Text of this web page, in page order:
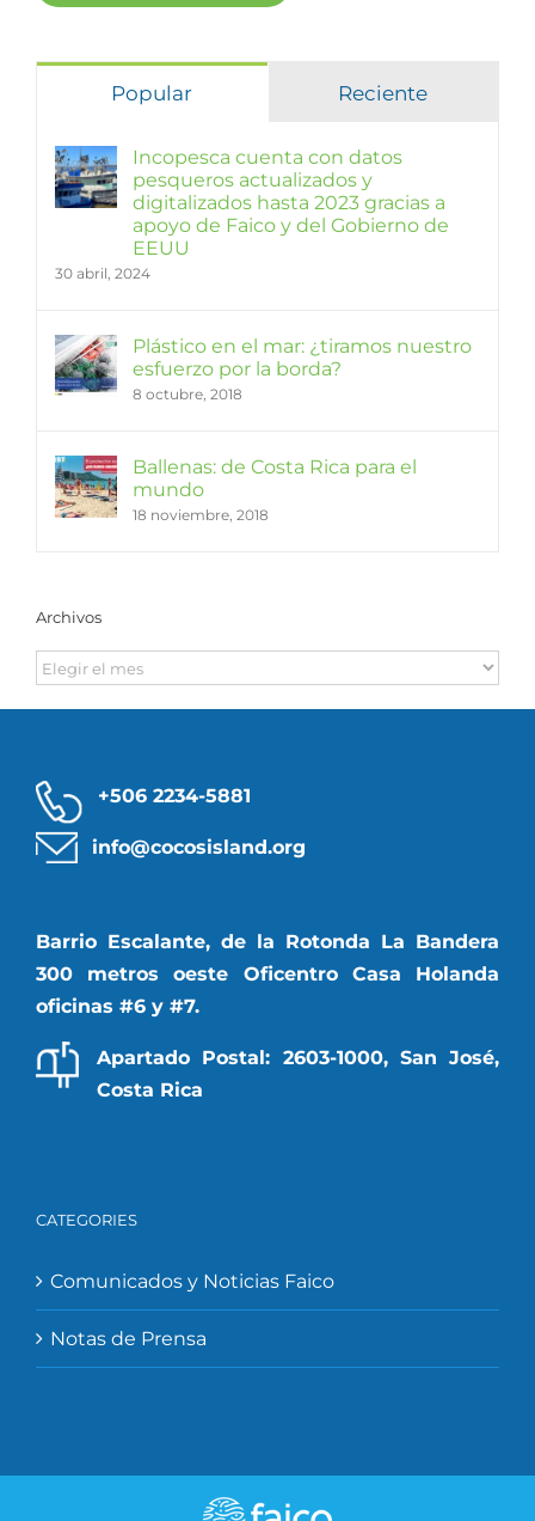
Popular Reciente
Incopesca cuenta con datos
pesqueros actualizados y
digitalizados hasta 2023 gracias a
apoyo de Faico y del Gobierno de
EEUU
30 abril, 2024
Plástico en el mar: ¿tiramos nuestro
esfuerzo por la borda?
8 octubre, 2018
Ballenas: de Costa Rica para el
mundo
18 noviembre, 2018
Archivos
Archivos
+506 2234-5881
info@cocosisland.org
Barrio Escalante, de la Rotonda La Bandera
300 metros oeste Oficentro Casa Holanda
oficinas #6 y #7.
Apartado Postal: 2603-1000, San José,
Costa Rica
CATEGORIES
Comunicados y Noticias Faico
Notas de Prensa